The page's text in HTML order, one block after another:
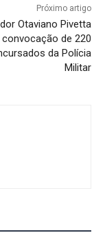
Próximo artigo
Otaviano Pivetta
de 220
da Polícia
Militar